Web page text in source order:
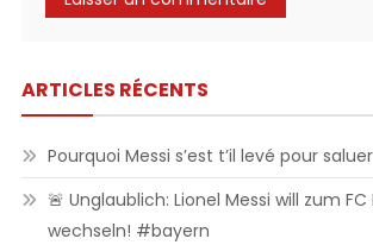
ARTICLES RÉCENTS
Pourquoi Messi s’est t’il levé pour saluer
🚨 Unglaublich: Lionel Messi will zum
wechseln! #bayern